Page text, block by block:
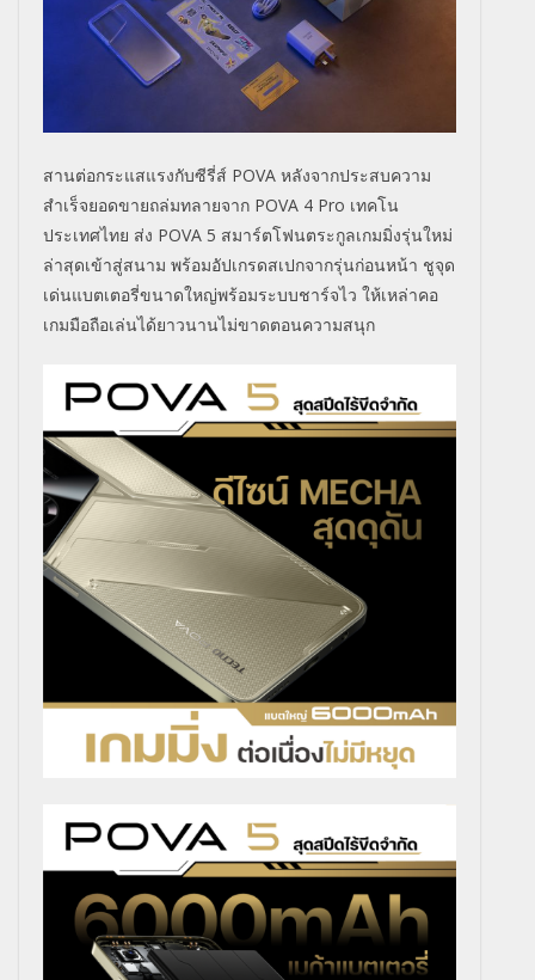
สานต่อกระแสแรงกับซีรี่ส์ POVA หลังจากประสบความ
สำเร็จยอดขายถล่มทลายจาก POVA 4 Pro เทคโน
ประเทศไทย ส่ง POVA 5 สมาร์ตโฟนตระกูลเกมมิ่งรุ่นใหม่
ล่าสุดเข้าสู่สนาม พร้อมอัปเกรดสเปกจากรุ่นก่อนหน้า ชูจุด
เด่นแบตเตอรี่ขนาดใหญ่พร้อมระบบชาร์จไว ให้เหล่าคอ
เกมมือถือเล่นได้ยาวนานไม่ขาดตอนความสนุก